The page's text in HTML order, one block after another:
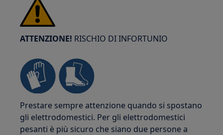
ATTENZIONE! RISCHIO DI INFORTUNIO
Prestare sempre attenzione quando si spostano
gli elettrodomestici. Per gli elettrodomestici
pesanti è più sicuro che siano due persone a